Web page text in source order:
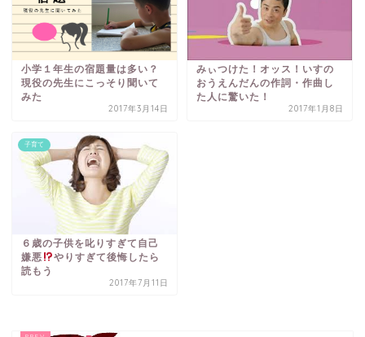
小学１年生の宿題量は多い？
現役の先生にこっそり聞いて
みた
2017年3月14日
みぃつけた！オッス！いすの
おうえんだんの作詞・作曲し
た人に驚いた！
2017年1月8日
子育て
６歳の子供を叱りすぎて自己
嫌悪
やりすぎて後悔したら
読もう
2017年7月11日